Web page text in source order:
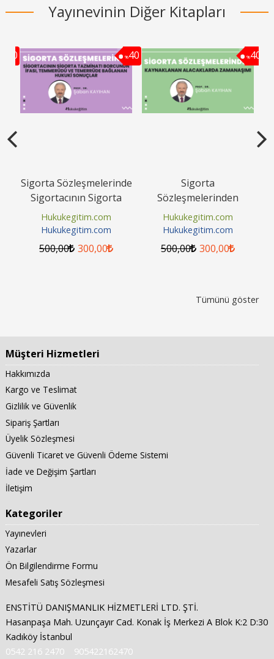
Yayınevinin Diğer Kitapları
40 %40
Sigorta Sözleşmelerinde
Sigortacının Sigorta
Tazminatı Borcunun
İfası,...
Hukukegitim.com
Hukukegitim.com
500,00 300,00
%40
Sigorta
Sözleşmelerinden
Kaynaklanan
Alacaklarda Zamanaşımı
Video Eğitimi
Hukukegitim.com
Hukukegitim.com
500,00 300,00
Tümünü göster
Müşteri Hizmetleri
Hakkımızda
Kargo ve Teslimat
Gizlilik ve Güvenlik
Sipariş Şartları
Üyelik Sözleşmesi
Güvenli Ticaret ve Güvenli Ödeme Sistemi
İade ve Değişim Şartları
İletişim
Kategoriler
Yayınevleri
Yazarlar
Ön Bilgilendirme Formu
Mesafeli Satış Sözleşmesi
ENSTİTÜ DANIŞMANLIK HİZMETLERİ LTD. ŞTİ.
Hasanpaşa Mah. Uzunçayır Cad. Konak İş Merkezi A Blok K:2 D:30
Kadıköy İstanbul
0542 216 2470
905422162470